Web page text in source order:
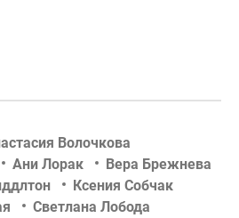
Волочкова
Ани Лорак
Вера Брежнева
Ксения Собчак
Светлана Лобода